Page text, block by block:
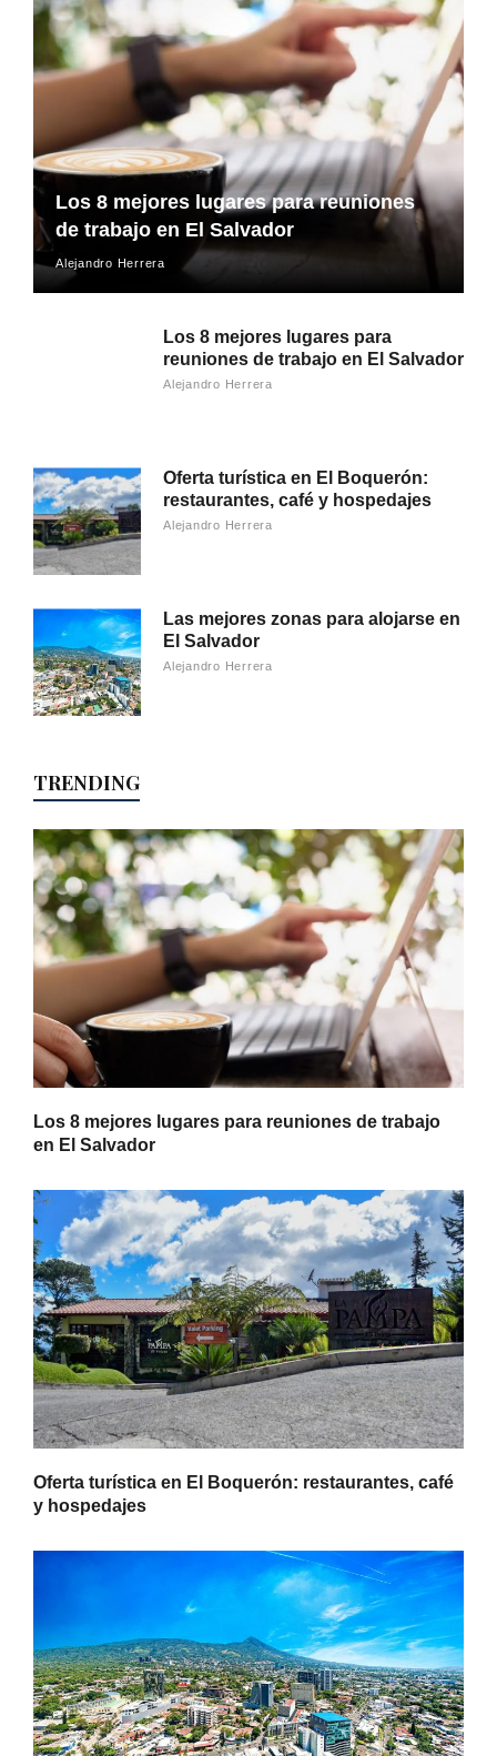
Los 8 mejores lugares para reuniones
de trabajo en El Salvador
Alejandro Herrera
Los 8 mejores lugares para
reuniones de trabajo en El Salvador
Alejandro Herrera
Oferta turística en El Boquerón:
restaurantes, café y hospedajes
Alejandro Herrera
Las mejores zonas para alojarse en
El Salvador
Alejandro Herrera
TRENDING
Los 8 mejores lugares para reuniones de trabajo
en El Salvador
Oferta turística en El Boquerón: restaurantes, café
y hospedajes